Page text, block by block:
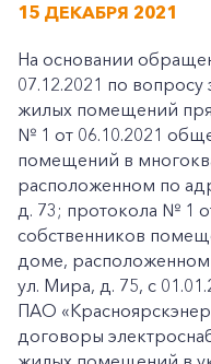
15 ДЕКАБРЯ 2021
На основании
07.12.2021 по
жилых помещений
№ 1 от 06.10.2021
помещений в
расположенном по
д. 73; протокола № 1
собственников
доме, расположенном
ул. Мира, д. 75, с
ПАО
договоры